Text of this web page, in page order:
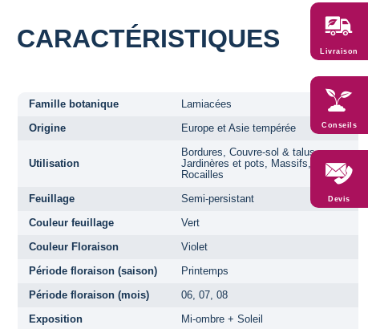
CARACTÉRISTIQUES
Famille botanique
Lamiacées
Origine
Europe et Asie tempérée
Utilisation
Bordures, Couvre-sol & talus,
Jardinères et pots, Massifs,
Rocailles
Feuillage
Semi-persistant
Couleur feuillage
Vert
Couleur Floraison
Violet
Période floraison (saison)
Printemps
Période floraison (mois)
06, 07, 08
Exposition
Mi-ombre + Soleil
Livraison
Conseils
Devis